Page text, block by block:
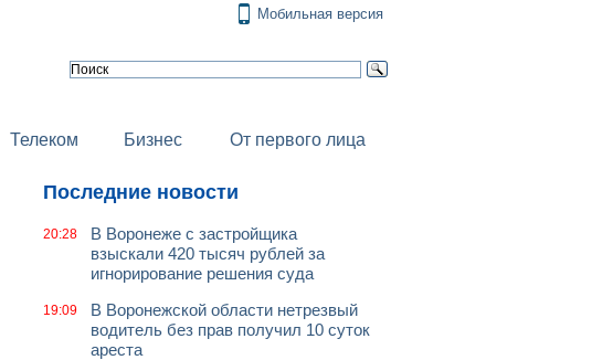
Мобильная версия
Телеком Бизнес От первого лица
Последние новости
20:28
В Воронеже с застройщика
взыскали 420 тысяч рублей за
игнорирование решения суда
19:09
В Воронежской области нетрезвый
водитель без прав получил 10 суток
ареста